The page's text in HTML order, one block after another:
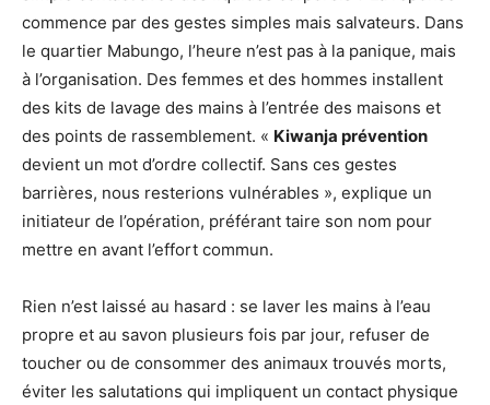
commence par des gestes simples mais salvateurs. Dans
le quartier Mabungo, l’heure n’est pas à la panique, mais
à l’organisation. Des femmes et des hommes installent
des kits de lavage des mains à l’entrée des maisons et
des points de rassemblement. « Kiwanja prévention
devient un mot d’ordre collectif. Sans ces gestes
barrières, nous resterions vulnérables », explique un
initiateur de l’opération, préférant taire son nom pour
mettre en avant l’effort commun.
Rien n’est laissé au hasard : se laver les mains à l’eau
propre et au savon plusieurs fois par jour, refuser de
toucher ou de consommer des animaux trouvés morts,
éviter les salutations qui impliquent un contact physique